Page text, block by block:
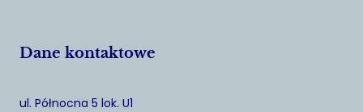
Dane kontaktowe
ul. Północna 5 lok. U1